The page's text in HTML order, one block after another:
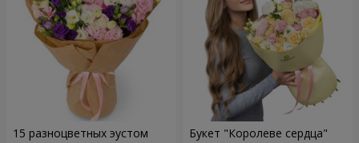
15 разноцветных эустом Букет "Королеве сердца"